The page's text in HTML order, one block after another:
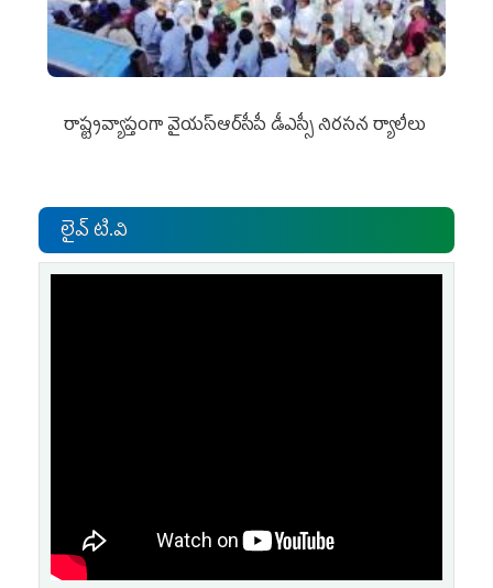
రాష్ట్రవ్యాప్తంగా వైయ‌స్ఆర్‌సీపీ డీఎస్సీ నిరసన ర్యాలీలు
లైవ్ టి.వి